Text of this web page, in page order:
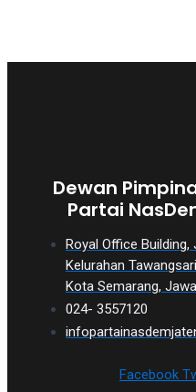
Dewan
Partai
Royal Office Building,
Kelurahan
Kota Semarang,
024- 3557120
Facebook